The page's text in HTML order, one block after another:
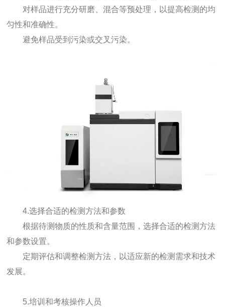
对样品进行充分研磨、混合等预处理，以提高检测的均
匀性和准确性。
避免样品受到污染或交叉污染。
4.选择合适的检测方法和参数
根据待测物质的性质和含量范围，选择合适的检测方法
和参数设置。
定期评估和调整检测方法，以适应新的检测需求和技术
发展。
5.培训和考核操作人员